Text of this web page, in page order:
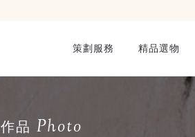
策劃服務 精品選物
品 Photo